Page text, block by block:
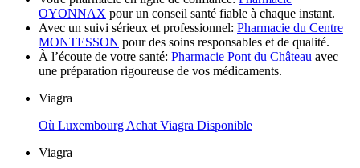
OYONNAX pour un conseil santé fiable à chaque instant.
Avec un suivi sérieux et professionnel: Pharmacie du Centre
MONTESSON pour des soins responsables et de qualité.
À l’écoute de votre santé: Pharmacie Pont du Château avec
une préparation rigoureuse de vos médicaments.
Viagra
Où Luxembourg Achat Viagra Disponible
Viagra